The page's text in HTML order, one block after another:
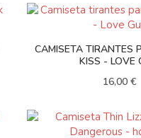
CAMISETA TIRANTES
KISS - LOVE
16,00 €